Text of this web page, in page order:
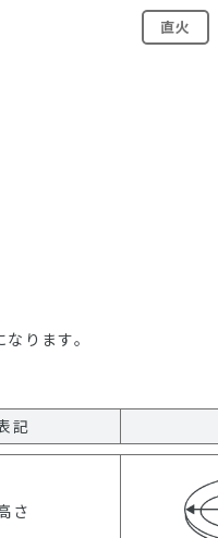
直火
ります。
記
さ